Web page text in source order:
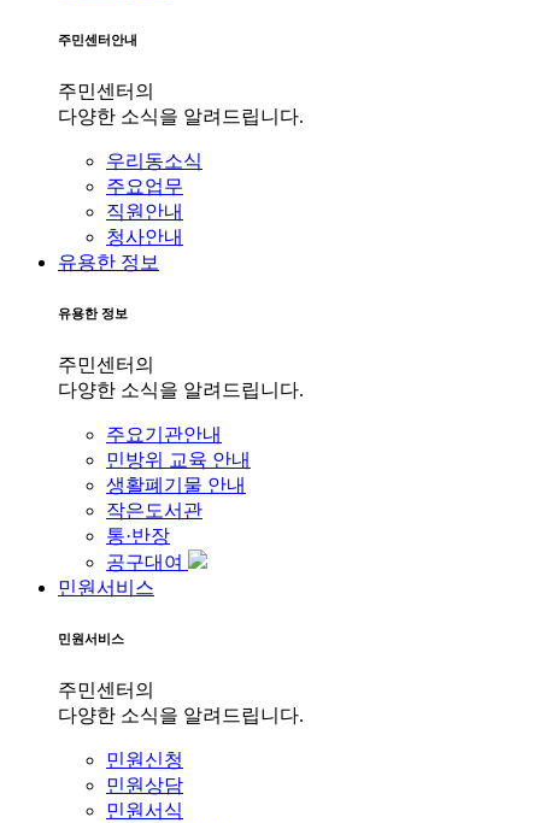
주민센터안내
주민센터의
다양한 소식을 알려드립니다.
우리동소식
주요업무
직원안내
청사안내
유용한 정보
유용한 정보
주민센터의
다양한 소식을 알려드립니다.
주요기관안내
민방위 교육 안내
생활폐기물 안내
작은도서관
통·반장
공구대여
민원서비스
민원서비스
주민센터의
다양한 소식을 알려드립니다.
민원신청
민원상담
민원서식